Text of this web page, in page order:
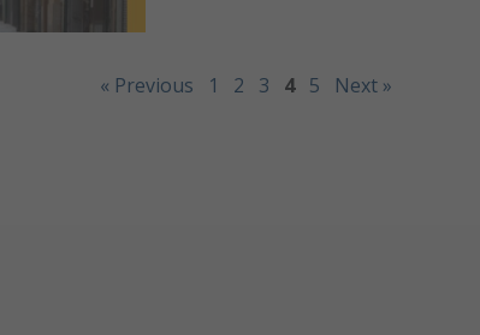
« Previous 1 2 3 4 5 Next »